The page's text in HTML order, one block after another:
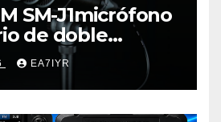
SM-J1micrófono
de doble
EA7IYR